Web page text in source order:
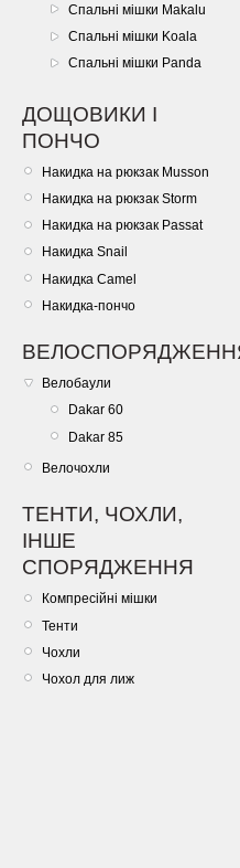
Спальні мішки Makalu
Спальні мішки Koala
Спальні мішки Panda
ДОЩОВИКИ І
ПОНЧО
Накидка на рюкзак Musson
Накидка на рюкзак Storm
Накидка на рюкзак Passat
Накидка Snail
Накидка Camel
Накидка-пончо
Велобаули
Dakar 60
Dakar 85
Велочохли
ТЕНТИ, ЧОХЛИ,
ІНШЕ
СПОРЯДЖЕННЯ
Компресійні мішки
Тенти
Чохли
Чохол для лиж